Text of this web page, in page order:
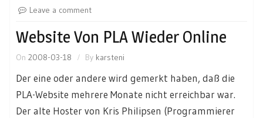
Leave a comment
Website Von PLA Wieder Online
On 2008-03-18 By karsteni
Der eine oder andere wird gemerkt haben, daß die
PLA-Website mehrere Monate nicht erreichbar war.
Der alte Hoster von Kris Philipsen (Programmierer